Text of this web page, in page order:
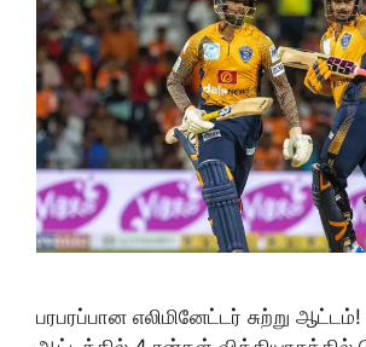
பரபரப்பான எலிமினேட்டர் சுற்று